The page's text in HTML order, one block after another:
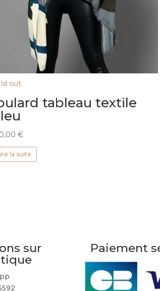
out
tableau textile
€
la suite
sur
Paiement